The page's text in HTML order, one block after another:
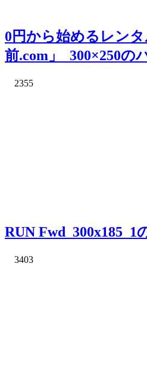
0円から始めるレン
前.com」_300×250の
2355
RUN
3403